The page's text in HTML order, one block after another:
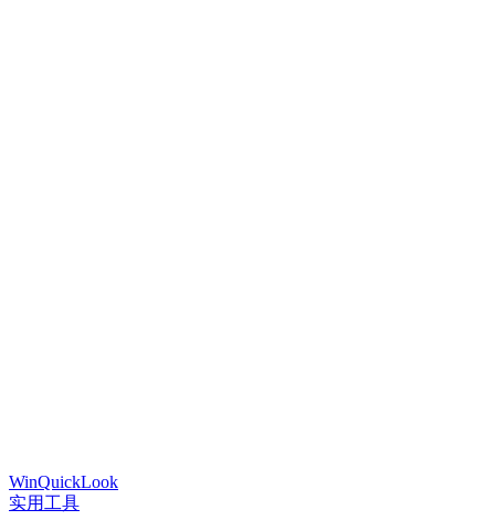
WinQuickLook
实用工具